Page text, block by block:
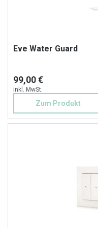
Eve Water Guard
99,00 €
inkl. MwSt.
Zum Produkt